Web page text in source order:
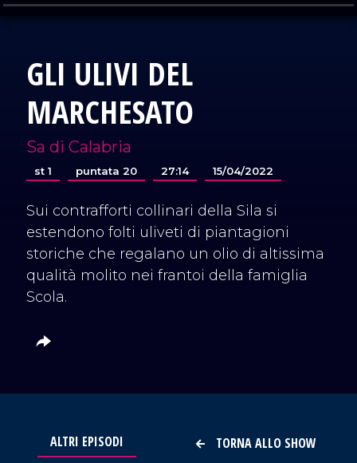
GLI ULIVI DEL
MARCHESATO
Sa di Calabria
st 1 puntata 20 27:14 15/04/2022
Sui contrafforti collinari della Sila si
estendono folti uliveti di piantagioni
storiche che regalano un olio di altissima
qualità molito nei frantoi della famiglia
Scola.
TORNA ALLO SHOW
ALTRI EPISODI
VAI AL TITOLO